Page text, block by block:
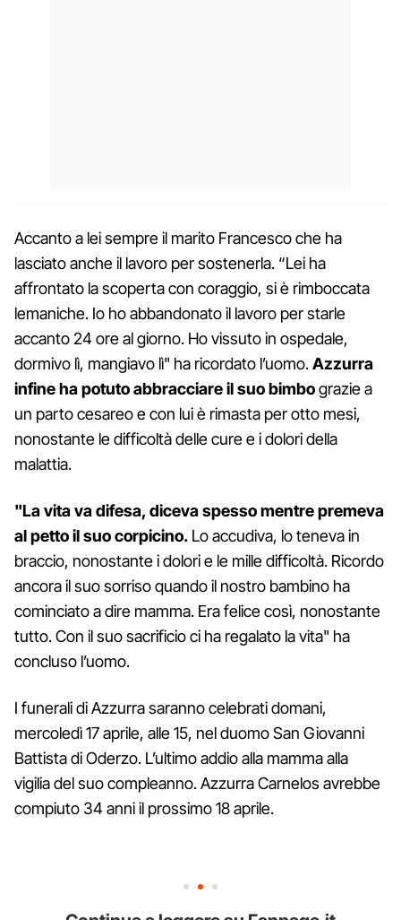
Accanto a lei sempre il marito Francesco che ha
lasciato anche il lavoro per sostenerla. “Lei ha
affrontato la scoperta con coraggio, si è rimboccata
lemaniche. Io ho abbandonato il lavoro per starle
accanto 24 ore al giorno. Ho vissuto in ospedale,
dormivo lì, mangiavo lì" ha ricordato l’uomo.Azzurra
infine ha potuto abbracciare il suo bimbograzie a
un parto cesareo e con lui è rimasta per otto mesi,
nonostante le difficoltà delle cure e i dolori della
malattia.
"La vita va difesa, diceva spesso mentre premeva
al petto il suo corpicino. Lo accudiva, lo teneva in
braccio, nonostante i dolori e le mille difficoltà. Ricordo
ancora il suo sorriso quando il nostro bambino ha
cominciato a dire mamma. Era felice così, nonostante
tutto. Con il suo sacrificio ci ha regalato la vita" ha
concluso l’uomo.
I funerali di Azzurra saranno celebrati domani,
mercoledì 17 aprile, alle 15, nel duomo San Giovanni
Battista di Oderzo. L’ultimo addio alla mamma alla
vigilia del suo compleanno. Azzurra Carnelos avrebbe
compiuto 34 anni il prossimo 18 aprile.